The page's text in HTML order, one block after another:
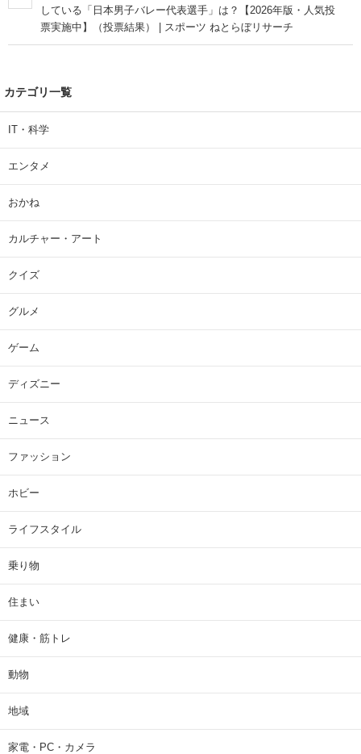
している「日本男子バレー代表選手」は？【2026年版・人気投
票実施中】（投票結果） | スポーツ ねとらぼリサーチ
カテゴリ一覧
IT・科学
エンタメ
おかね
カルチャー・アート
クイズ
グルメ
ゲーム
ディズニー
ニュース
ファッション
ホビー
ライフスタイル
乗り物
住まい
健康・筋トレ
動物
地域
家電・PC・カメラ